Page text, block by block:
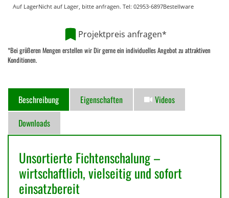
Auf LagerNicht auf Lager, bitte anfragen. Tel: 02953-6897Bestellware
Projektpreis anfragen*
*Bei größeren Mengen erstellen wir Dir gerne ein individuelles Angebot zu attraktiven
Konditionen.
Beschreibung Eigenschaften
Videos
Downloads
Unsortierte Fichtenschalung –
wirtschaftlich, vielseitig und sofort
einsatzbereit